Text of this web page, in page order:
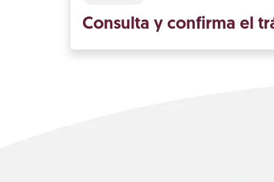
Consulta y confirma el